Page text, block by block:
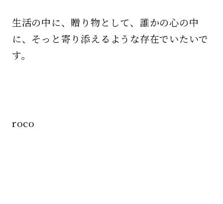
生活の中に、贈り物として、誰かの心の中
に、そっと寄り添えるような存在でいたいで
す。
roco